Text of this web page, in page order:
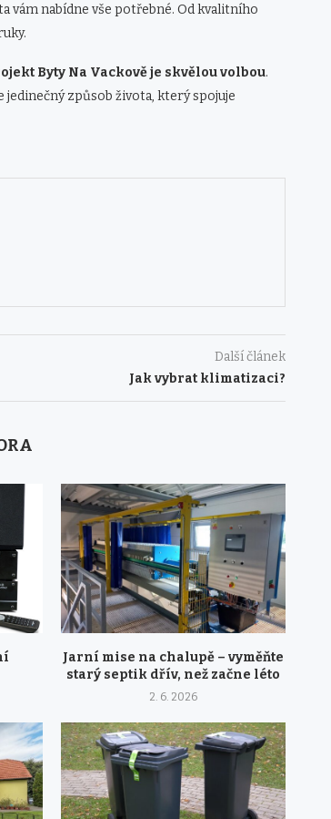
vám nabídne vše potřebné. Od kvalitního
Byty Na Vackově je skvělou volbou.
jedinečný způsob života, který spojuje
Další článek
Jak vybrat klimatizaci?
Jarní mise na chalupě – vyměňte
starý septik dřív, než začne léto
2. 6. 2026